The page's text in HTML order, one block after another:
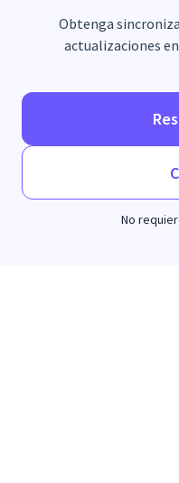
Obtenga
actualizaciones
No